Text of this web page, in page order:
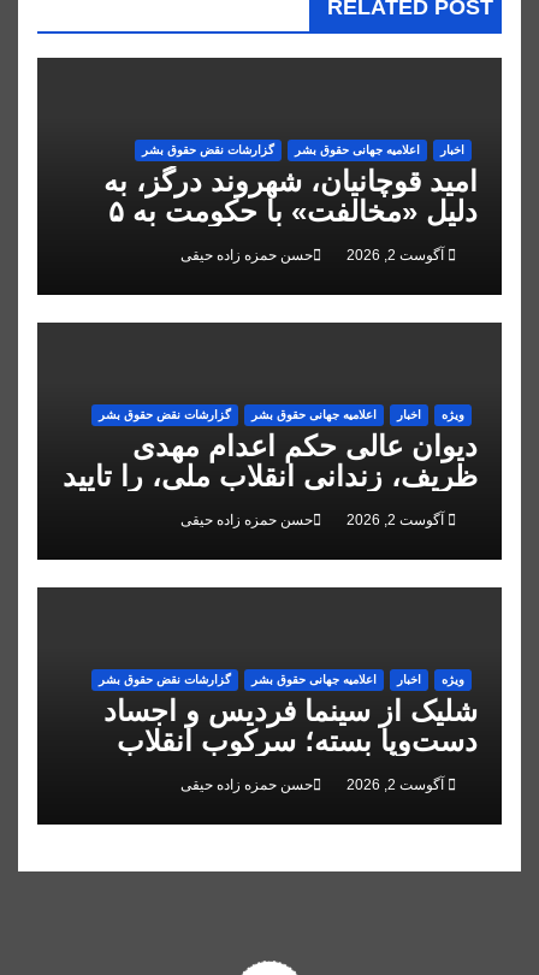
RELATED POST
اخبار اعلاميه جهانی حقوق بشر گزارشات نقض حقوق بشر
امید قوچانیان، شهروند درگز، به
دلیل «مخالفت» با حکومت به ۵
سال زندان محکوم شد
آگوست 2, 2026 حسن حمزه زاده حیقی
ویژه اخبار اعلاميه جهانی حقوق بشر گزارشات نقض حقوق بشر
دیوان عالی حکم اعدام مهدی
ظریف، زندانی انقلاب ملی، را تایید
کردآگوست 2, 2026 حسن حمزه زاده حیقی
ویژه اخبار اعلاميه جهانی حقوق بشر گزارشات نقض حقوق بشر
شلیک از سینما فردیس و اجساد
دست‌وپا بسته؛ سرکوب انقلاب
ملی در البرز
آگوست 2, 2026 حسن حمزه زاده حیقی